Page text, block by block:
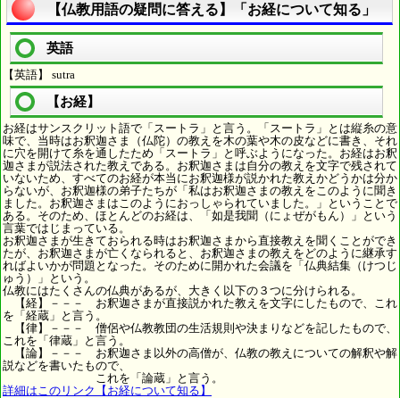
【仏教用語の疑問に答える】「お経について知る」
英語
【英語】 sutra
【お経】
お経はサンスクリット語で「スートラ」と言う。「スートラ」とは縦糸の意
味で、当時はお釈迦さま（仏陀）の教えを木の葉や木の皮などに書き、それ
に穴を開けて糸を通したため「スートラ」と呼ぶようになった。お経はお釈
迦さまが説法された教えである。お釈迦さまは自分の教えを文字で残されて
いないため、すべてのお経が本当にお釈迦様が説かれた教えかどうかは分か
らないが、お釈迦様の弟子たちが「私はお釈迦さまの教えをこのように聞き
ました。お釈迦さまはこのようにおっしゃられていました。」ということで
ある。そのため、ほとんどのお経は、「如是我聞（にょぜがもん）」という
言葉ではじまっている。
お釈迦さまが生きておられる時はお釈迦さまから直接教えを聞くことができ
たが、お釈迦さまが亡くなられると、お釈迦さまの教えをどのように継承す
ればよいかが問題となった。そのために開かれた会議を「仏典結集（けつじ
ゅう）」という。
仏教にはたくさんの仏典があるが、大きく以下の３つに分けられる。
【経】－－－ お釈迦さまが直接説かれた教えを文字にしたもので、これ
を「経蔵」と言う。
【律】－－－ 僧侶や仏教教団の生活規則や決まりなどを記したもので、
これを「律蔵」と言う。
【論】－－－ お釈迦さま以外の高僧が、仏教の教えについての解釈や解
説などを書いたもので、
これを「論蔵」と言う。
詳細はこのリンク【お経について知る】